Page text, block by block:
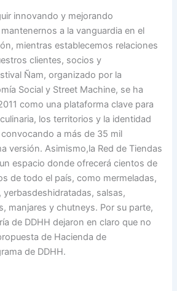
innovando y mejorando
a la vanguardia en el
mientras establecemos relaciones
clientes, socios y
Ñam, organizado por la
Social y Street Machine, se ha
como una plataforma clave para
los territorios y la identidad
a más de 35 mil
versión. Asimismo,la Red de Tiendas
espacio donde ofrecerá cientos de
de todo el país, como mermeladas,
salsas,
manjares y chutneys. Por su parte,
de DDHH dejaron en claro que no
de Hacienda de
de DDHH.